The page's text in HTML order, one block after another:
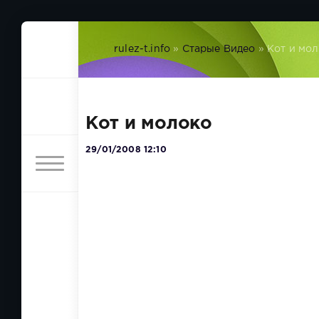
rulez-t.info » Старые Видео » Кот и
Кот и молоко
29/01/2008 12:10